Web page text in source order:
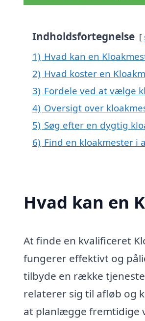
Indholdsfortegnelse
1) Hvad kan en
2) Hvad koster en
3) Fordele ved at vælge
4) Oversigt over
5) Søg efter en dygtig
6) Find en kloakmester i
Hvad kan en
At finde en kvalificeret
fungerer effektivt og
tilbyde en række
relaterer sig til afløb og
at planlægge fremtidige